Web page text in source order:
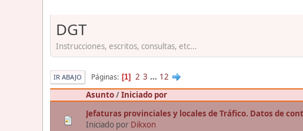
DGT
Instrucciones, escritos, consultas, etc...
IR ABAJO Páginas 1 2 3 ... 12
Asunto/Iniciado por
Jefaturas provinciales y locales de Tráfico. Datos de
Iniciado por Dikxon